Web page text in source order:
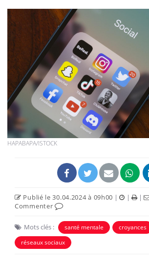
HAPABAPA/ISTOCK
Publié le 30.04.2024 à 09h00 | | |
Commenter
Mots clés : santé mentale
croyances
réseaux sociaux